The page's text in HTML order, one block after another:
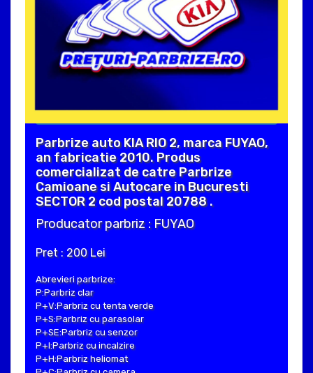
Parbrize auto KIA RIO 2, marca FUYAO,
an fabricatie 2010. Produs
comercializat de catre Parbrize
Camioane si Autocare in Bucuresti
SECTOR 2 cod postal 20788 .
Producator parbriz : FUYAO
Pret : 200 Lei
Abrevieri parbrize:
P:Parbriz clar
P+V:Parbriz cu tenta verde
P+S:Parbriz cu parasolar
P+SE:Parbriz cu senzor
P+I:Parbriz cu incalzire
P+H:Parbriz heliomat